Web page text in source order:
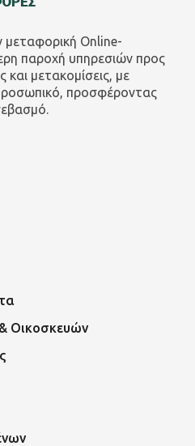
Online-
παροχή υπηρεσιών προς
μετακομίσεις, με
προσφέροντας
Οικοσκευών